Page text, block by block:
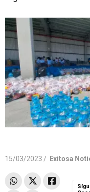
15/03/2023 / Exitosa